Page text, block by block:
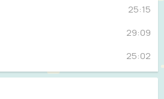
25:15
29:09
25:02
29:18